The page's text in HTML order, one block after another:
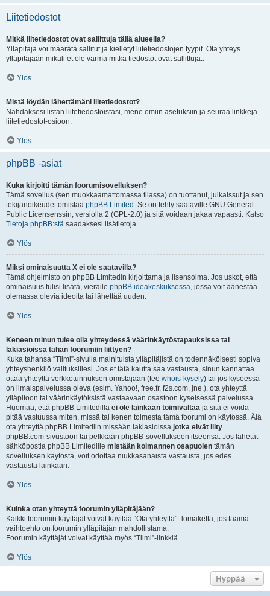
Liitetiedostot
Mitkä liitetiedostot ovat sallittuja tällä alueella?
Ylläpitäjä voi määrätä sallitut ja kielletyt liitetiedostojen tyypit. Ota yhteys
ylläpitäjään mikäli et ole varma mitkä tiedostot ovat sallittuja..
Ylös
Mistä löydän lähettämäni liitetiedostot?
Nähdäksesi listan liitetiedostoistasi, mene omiin asetuksiin ja seuraa linkkejä
liitetiedostot-osioon.
Ylös
phpBB -asiat
Kuka kirjoitti tämän foorumisovelluksen?
Tämä sovellus (sen muokkaamattomassa tilassa) on tuottanut, julkaissut ja sen
tekijänoikeudet omistaa phpBB Limited . Se on tehty saataville GNU General
Public Licensenssin, versiolla 2 (GPL-2.0) ja sitä voidaan jakaa vapaasti. Katso
Tietoja phpBB:stä saadaksesi lisätietoja.
Ylös
Miksi ominaisuutta X ei ole saatavilla?
Tämä ohjelmisto on phpBB Limitedin kirjoittama ja lisensoima. Jos uskot, että
ominaisuus tulisi lisätä, vieraile phpBB ideakeskuksessa, jossa voit äänestää
olemassa olevia ideoita tai lähettää uuden.
Ylös
Keneen minun tulee olla yhteydessä väärinkäytöstapauksissa tai
lakiasioissa tähän foorumiin liittyen?
Kuka tahansa “Tiimi”-sivulla mainituista ylläpitäjistä on todennäköisesti sopiva
yhteyshenkilö valituksillesi. Jos et tätä kautta saa vastausta, sinun kannattaa
ottaa yhteyttä verkkotunnuksen omistajaan (tee whois-kysely) tai jos kyseessä
on ilmaispalvelussa oleva (esim. Yahoo!, free.fr, f2s.com, jne.), ota yhteyttä
ylläpitoon tai väärinkäytöksistä vastaavaan osastoon kyseisessä palvelussa.
Huomaa, että phpBB Limitedillä ei ole lainkaan toimivaltaa ja sitä ei voida
pitää vastuussa miten, missä tai kenen toimesta tämä foorumi on käytössä. Älä
ota yhteyttä phpBB Limitediin missään lakiasioissa jotka eivät liity
phpBB.com-sivustoon tai pelkkään phpBB-sovellukseen itseensä. Jos lähetät
sähköpostia phpBB Limitedille mistään kolmannen osapuolen tämän
sovelluksen käytöstä, voit odottaa niukkasanaista vastausta, jos edes
vastausta lainkaan.
Ylös
Kuinka otan yhteyttä foorumin ylläpitäjään?
Kaikki foorumin käyttäjät voivat käyttää “Ota yhteyttä” -lomaketta, jos täämä
vaihtoehto on foorumin ylläpitäjän mahdollistama.
Foorumin käyttäjät voivat käyttää myös “Tiimi”-linkkiä.
Ylös
Hyppää